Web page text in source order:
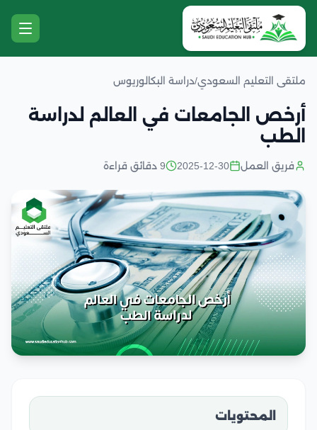
ملتقى التعليم السعودي/دراسة البكالوريوس
أرخص الجامعات في العالم لدراسة
الطب
فريق العمل 2025-12-30 9 دقائق قراءة
المحتويات